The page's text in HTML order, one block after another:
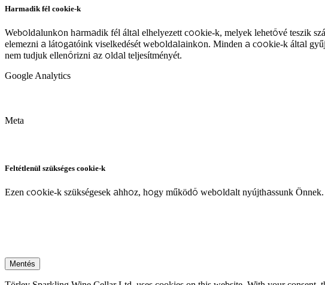
Harmadik fél cookie-k
Weboldalunkon harmadik fél által elhelyezett cookie-k, melyek lehetővé teszik
elemezni a látogatóink viselkedését weboldalainkon. Minden a cookie-k által
nem tudjuk ellenőrizni az oldal teljesítményét.
Google Analytics
Meta
Feltétlenül szükséges cookie-k
Ezen cookie-k szükségesek ahhoz, hogy működő weboldalt nyújthassunk
Mentés